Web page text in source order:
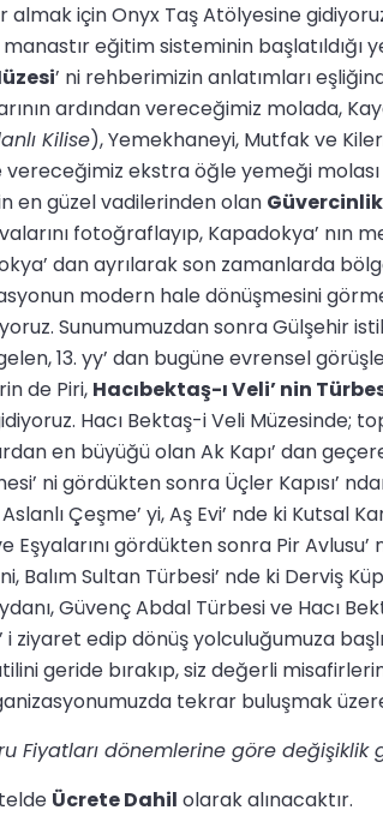
almak için Onyx Taş Atölyesine
eğitim sisteminin başlatıldığı
’ ni rehberimizin anlatımları
ardından vereceğimiz molada,
Kilise), Yemekhaneyi, Mutfak ve
ekstra öğle yemeği
en güzel vadilerinden olan
fotoğraflayıp, Kapadokya’ nın
dan ayrılarak son zamanlarda
modern hale dönüşmesini
Sunumumuzdan sonra Gülşehir
13. yy’ dan bugüne evrensel
de Piri, Hacıbektaş-ı Veli’ nin
Hacı Bektaş-i Veli Müzesinde;
en büyüğü olan Ak Kapı’ dan
ni gördükten sonra Üçler Kapısı’
Çeşme’ yi, Aş Evi’ nde ki Kutsal
Eşyalarını gördükten sonra Pir
Balım Sultan Türbesi’ nde ki Derviş
Güvenç Abdal Türbesi ve Hacı
i ziyaret edip dönüş yolculuğumuza
geride bırakıp, siz değerli
tekrar buluşmak
Fiyatları dönemlerine göre değişiklik
Ücrete Dahil olarak alınacaktır.